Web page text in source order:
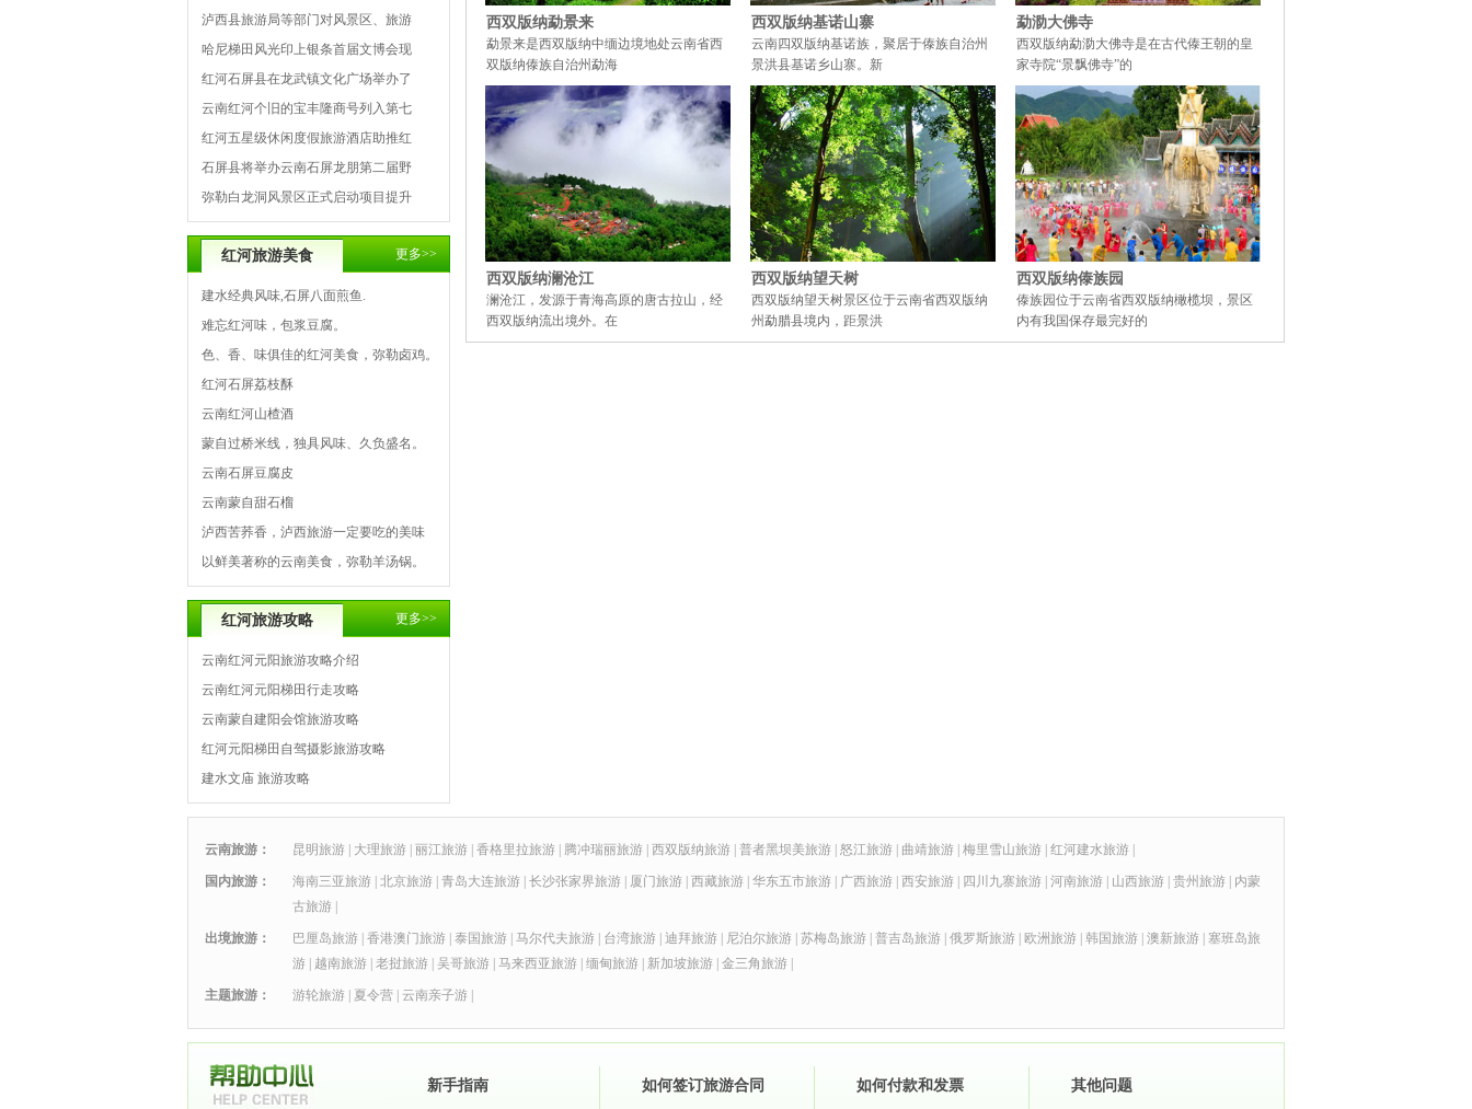
泸西县旅游局等部门对风景区、旅游
哈尼梯田风光印上银条首届文博会现
红河石屏县在龙武镇文化广场举办了
云南红河个旧的宝丰隆商号列入第七
红河五星级休闲度假旅游酒店助推红
石屏县将举办云南石屏龙朋第二届野
弥勒白龙洞风景区正式启动项目提升
红河旅游美食 更多>>
建水经典风味,石屏八面煎鱼.
难忘红河味，包浆豆腐。
色、香、味俱佳的红河美食，弥勒卤鸡。
红河石屏荔枝酥
云南红河山楂酒
蒙自过桥米线，独具风味、久负盛名。
云南石屏豆腐皮
云南蒙自甜石榴
泸西苦荞香，泸西旅游一定要吃的美味
以鲜美著称的云南美食，弥勒羊汤锅。
红河旅游攻略 更多>>
云南红河元阳旅游攻略介绍
云南红河元阳梯田行走攻略
云南蒙自建阳会馆旅游攻略
红河元阳梯田自驾摄影旅游攻略
建水文庙 旅游攻略
西双版纳勐景来
勐景来是西双版纳中缅边境地处云南省西
双版纳傣族自治州勐海
西双版纳基诺山寨
云南四双版纳基诺族，聚居于傣族自治州
景洪县基诺乡山寨。新
勐泐大佛寺
西双版纳勐泐大佛寺是在古代傣王朝的皇
家寺院“景飘佛寺”的
西双版纳澜沧江
澜沧江，发源于青海高原的唐古拉山，经
西双版纳流出境外。在
西双版纳望天树
西双版纳望天树景区位于云南省西双版纳
州勐腊县境内，距景洪
西双版纳傣族园
傣族园位于云南省西双版纳橄榄坝，景区
内有我国保存最完好的
云南旅游： 昆明旅游 大理旅游 丽江旅游 香格里拉旅游 腾冲瑞丽旅游 西双版纳旅游 普者黑坝美旅游 怒江旅游 曲靖旅游 梅里雪山旅游 红河建水旅游
国内旅游： 海南三亚旅游 北京旅游 青岛大连旅游 长沙张家界旅游 厦门旅游 西藏旅游 华东五市旅游 广西旅游 西安旅游 四川九寨旅游 河南旅游 山西旅游 贵州旅游
内蒙
古旅游
出境旅游： 巴厘岛旅游 香港澳门旅游 泰国旅游 马尔代夫旅游 台湾旅游 迪拜旅游 尼泊尔旅游 苏梅岛旅游 普吉岛旅游 俄罗斯旅游 欧洲旅游 韩国旅游 澳新旅游 塞班岛旅
游
越南旅游 老挝旅游 吴哥旅游 马来西亚旅游 缅甸旅游 新加坡旅游 金三角旅游
主题旅游： 游轮旅游 夏令营 云南亲子游
新手指南 如何签订旅游合同 如何付款和发票 其他问题